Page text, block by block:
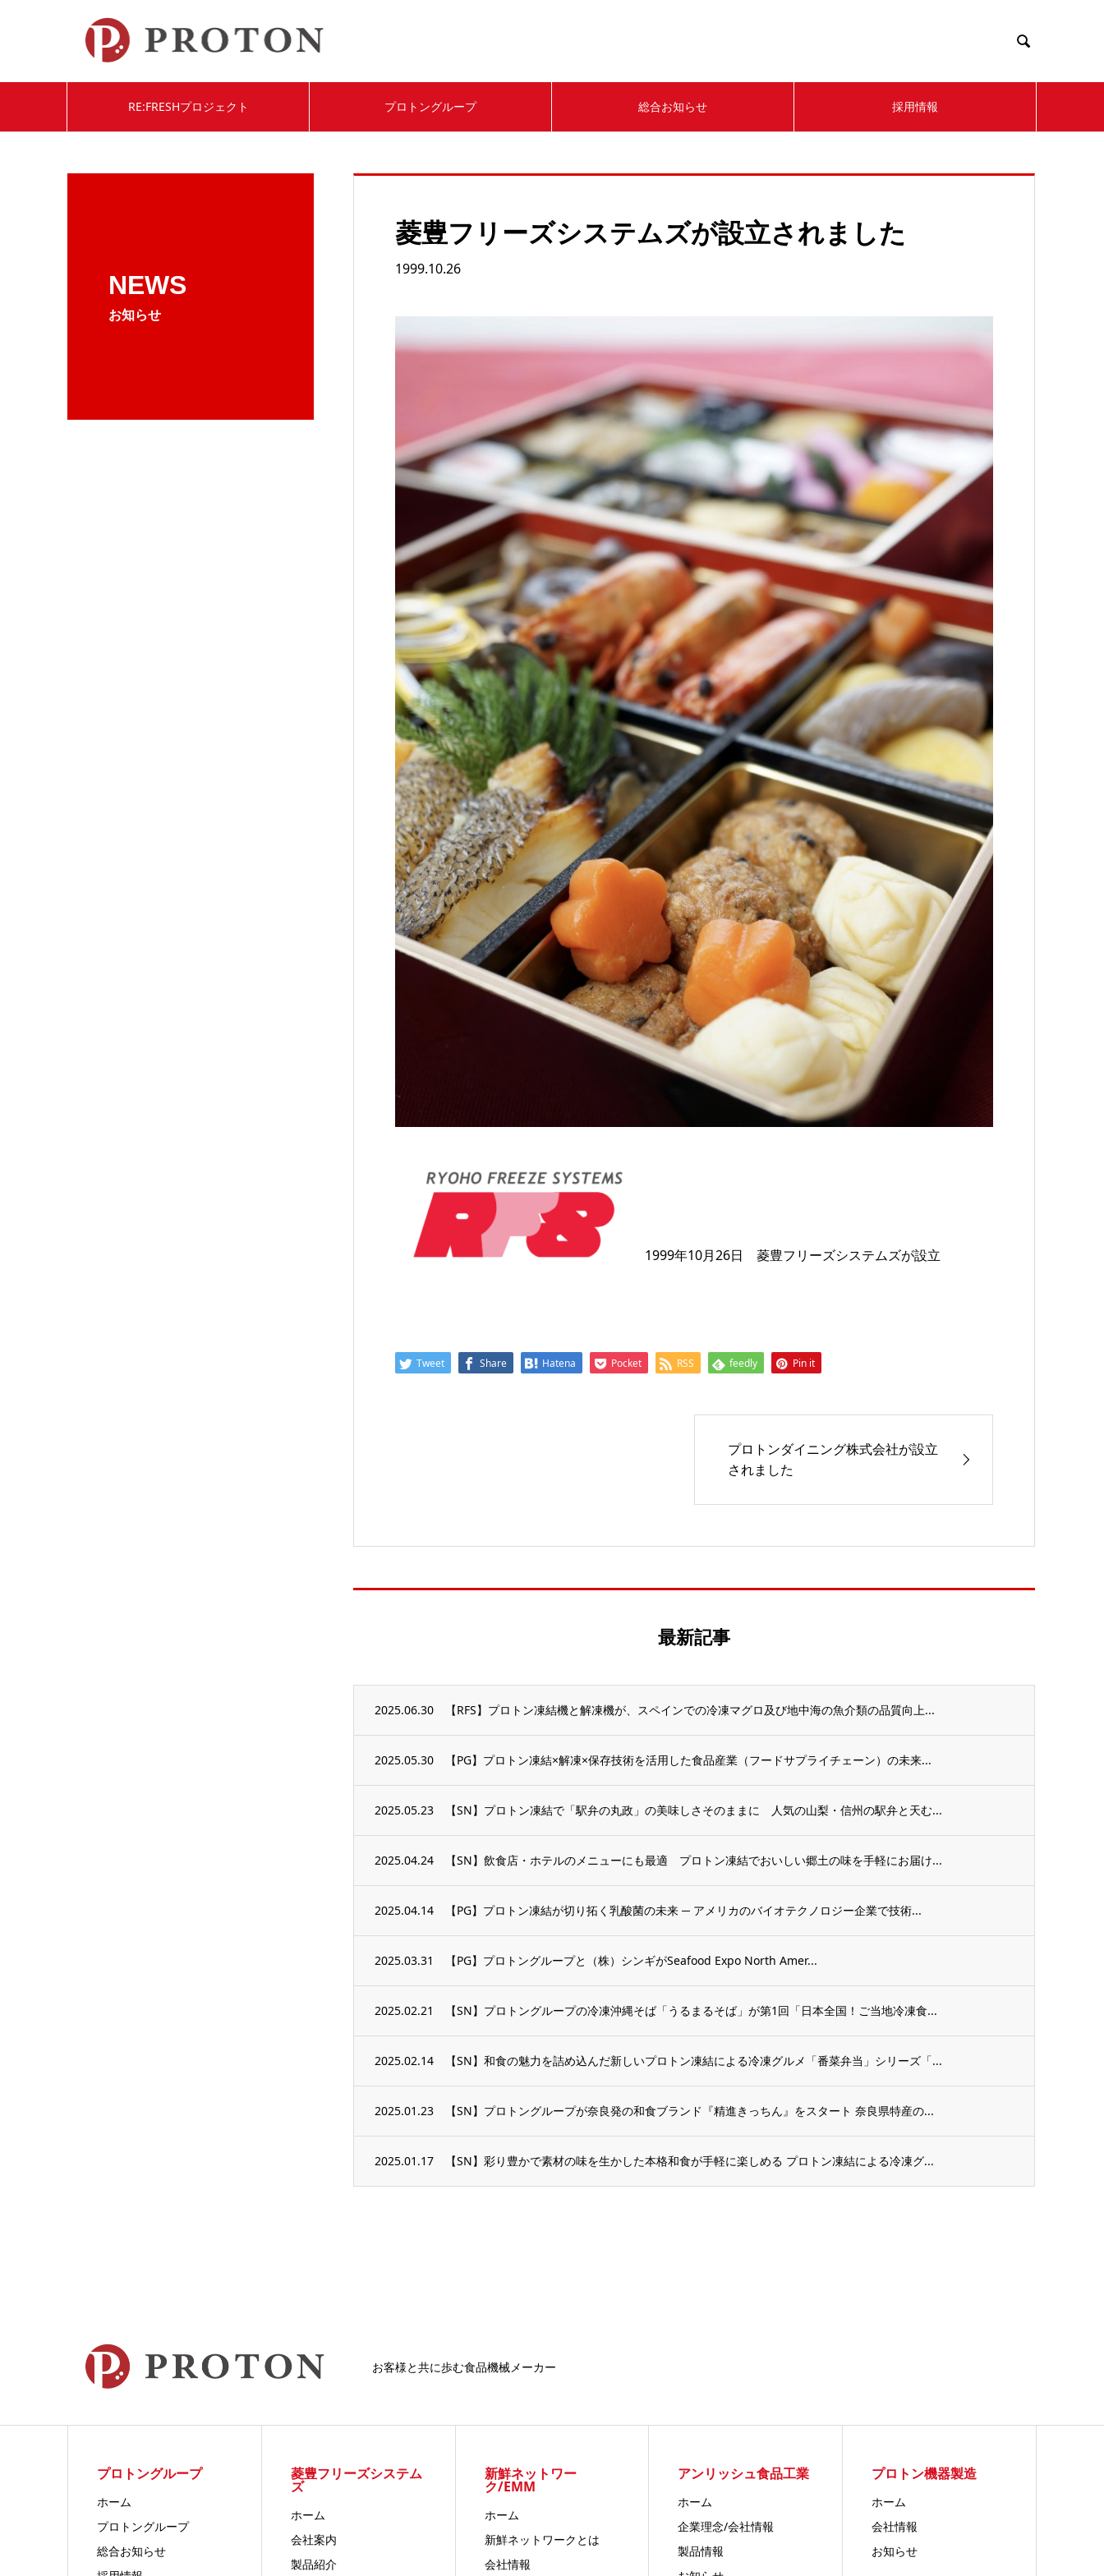

RE:FRESHプロジェクト プロトングループ 総合お知らせ 採用情報
NEWS
お知らせ
菱豊フリーズシステムズが設立されました
1999.10.26
1999年10月26日 菱豊フリーズシステムズが設立
Tweet Share Hatena Pocket RSS feedly Pin it
プロトンダイニング株式会社が設立
されました
最新記事
2025.06.30 【RFS】プロトン凍結機と解凍機が、スペインでの冷凍マグロ及び地中海の魚介類の品質向上...
2025.05.30 【PG】プロトン凍結×解凍×保存技術を活用した食品産業（フードサプライチェーン）の未来...
2025.05.23 【SN】プロトン凍結で「駅弁の丸政」の美味しさそのままに 人気の山梨・信州の駅弁と天む...
2025.04.24 【SN】飲食店・ホテルのメニューにも最適 プロトン凍結でおいしい郷土の味を手軽にお届け...
2025.04.14 【PG】プロトン凍結が切り拓く乳酸菌の未来 ─ アメリカのバイオテクノロジー企業で技術...
2025.03.31 【PG】プロトングループと（株）シンギがSeafood Expo North Amer...
2025.02.21 【SN】プロトングループの冷凍沖縄そば「うるまるそば」が第1回「日本全国！ご当地冷凍食...
2025.02.14 【SN】和食の魅力を詰め込んだ新しいプロトン凍結による冷凍グルメ「番菜弁当」シリーズ「...
2025.01.23 【SN】プロトングループが奈良発の和食ブランド『精進きっちん』をスタート 奈良県特産の...
2025.01.17 【SN】彩り豊かで素材の味を生かした本格和食が手軽に楽しめる プロトン凍結による冷凍グ...
お客様と共に歩む食品機械メーカー
プロトングループ
ホーム
プロトングループ
総合お知らせ
菱豊フリーズシステム
ズ
ホーム
会社案内
製品紹介
新鮮ネットワー
ク/EMM
ホーム
新鮮ネットワークとは
会社情報
アンリッシュ食品工業
ホーム
企業理念/会社情報
製品情報
プロトン機器製造
ホーム
会社情報
お知らせ